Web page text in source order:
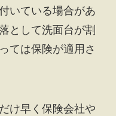
いている場合があ
として洗面台が割
ては保険が適用さ
け早く保険会社や